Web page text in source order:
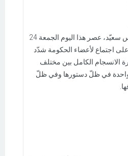
أشرف رئيس الجمهورية قيس سعيّد، عصر هذا اليوم الجمعة 24
على اجتماع لأعضاء الحكومة شدّد
الانسجام الكامل بين مختلف
واحدة في ظلّ دستورها وفي ظلّ